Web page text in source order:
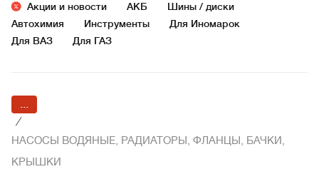
Акции и новости АКБ
Шины / диски
Автохимия
Инструменты
Для Иномарок
Для ВАЗ
Для ГАЗ
...
/
НАСОСЫ ВОДЯНЫЕ, РАДИАТОРЫ, ФЛАНЦЫ, БАЧКИ,
КРЫШКИ